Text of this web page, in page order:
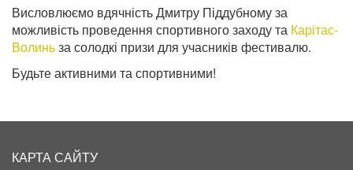
Висловлюємо вдячність Дмитру Піддубному за
можливість проведення спортивного заходу та Карітас-
Волиньза солодкі призи для учасників фестивалю.
Будьте активними та спортивними!
КАРТА САЙТУ